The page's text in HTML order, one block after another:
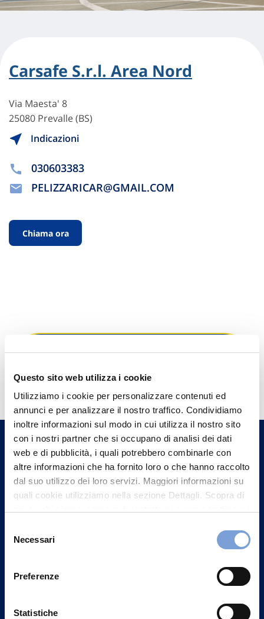
Questo sito web utilizza i cookie
Utilizziamo i cookie per personalizzare contenuti ed
annunci e per analizzare il nostro traffico. Condividiamo
inoltre informazioni sul modo in cui utilizza il nostro sito
con i nostri partner che si occupano di analisi dei dati
web e di pubblicità, i quali potrebbero combinarle con
altre informazioni che ha fornito loro o che hanno raccolto
dal suo utilizzo dei loro servizi. Maggiori informazioni su
quali cookie utilizziamo nella sezione Dettagli. Scopra di
può trovare nel footer del sito nella sezione "Informativa
delNecessari
Preferenze
Statistiche
Carsafe S.r.l. Area Nord
Via Maesta' 8
25080 Prevalle (BS)
Indicazioni
030603383
PELIZZARICAR@GMAIL.COM
Chiama ora
Hai bisogno di
informazioni?
Trova l'Agenzia più vicina a te e parla con
un nostro Agente.
Contattaci